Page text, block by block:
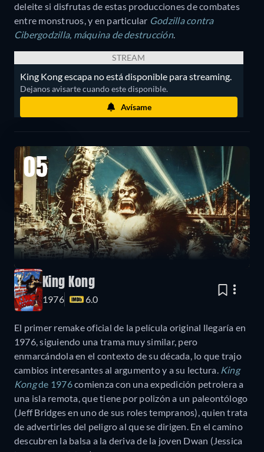
deleite si disfrutas de estas producciones de combates
entre monstruos, y en particular Godzilla contra
Cibergodzilla, máquina de destrucción.
STREAM
King Kong escapa no está disponible para streaming.
Dejanos avisarte cuando este disponible.
Avísame
05
King Kong
1976 6.0
El primer remake oficial de la película original llegaría en
1976, siguiendo una trama muy similar, pero
enmarcándola en el contexto de su década, lo que trajo
cambios interesantes al argumento y a su lectura. King
Kongde 1976comienza con una expedición petrolera a
una isla remota, que tiene por polizón a un paleontólogo
(Jeff Bridges en uno de sus roles tempranos), quien trata
de advertirles del peligro al que se dirigen. En el camino
descubren la balsa a la deriva de la joven Dwan (Jessica